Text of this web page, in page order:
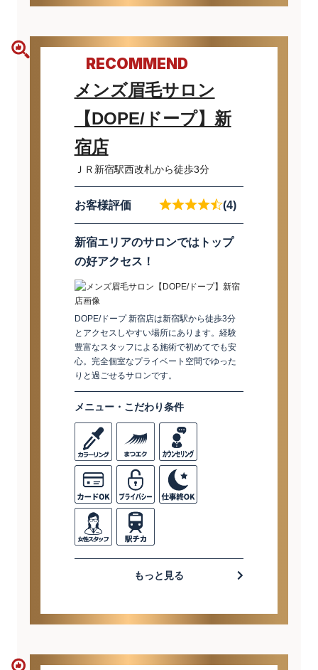
RECOMMEND
メンズ眉毛サロン
【DOPE/ドープ】新
宿店
ＪＲ新宿駅西改札から徒歩3分
お客様評価 (4)
新宿エリアのサロンではトップ
の好アクセス！
DOPE/ドープ 新宿店は新宿駅から徒歩3分
とアクセスしやすい場所にあります。経験
豊富なスタッフによる施術で初めてでも安
心。完全個室なプライベート空間でゆった
りと過ごせるサロンです。
メニュー・こだわり条件
もっと見る